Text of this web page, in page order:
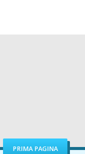
PRIMA PAGINA